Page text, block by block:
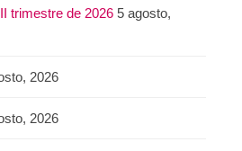
trimestre de 2026 5 agosto,
2026
2026